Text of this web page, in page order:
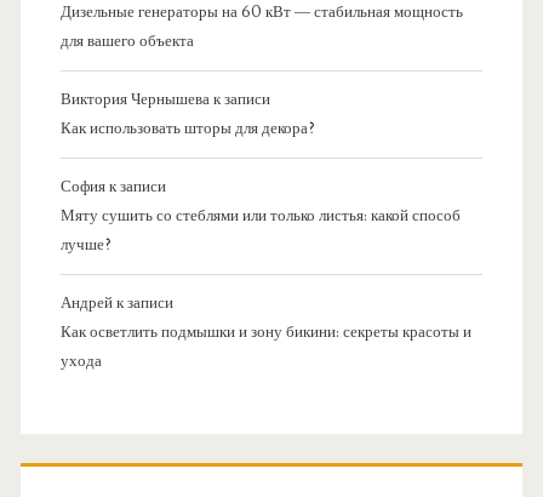
Дизельные генераторы на 60 кВт — стабильная мощность
для вашего объекта
Виктория Чернышевак записи
Как использовать шторы для декора?
Софияк записи
Мяту сушить со стеблями или только листья: какой способ
лучше?
Андрейк записи
Как осветлить подмышки и зону бикини: секреты красоты и
ухода